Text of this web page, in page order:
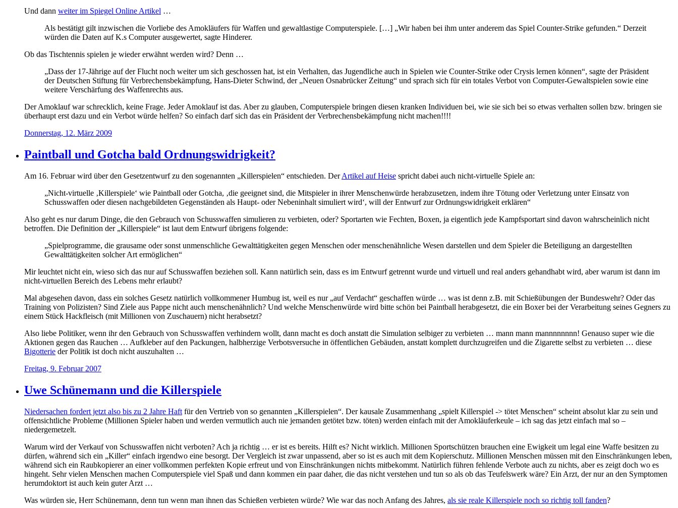
Und dann weiter im Spiegel Online Artikel …
Als bestätigt gilt inzwischen die Vorliebe des Amokläufers für Waffen und gewaltlastige Computerspiele. […] „Wir haben bei ihm unter anderem das Spiel Counter-Strike gefunden.“ Derzeit
würden die Daten auf K.s Computer ausgewertet, sagte Hinderer.
Ob das Tischtennis spielen je wieder erwähnt werden wird? Denn …
„Dass der 17-Jährige auf der Flucht noch weiter um sich geschossen hat, ist ein Verhalten, das Jugendliche auch in Spielen wie Counter-Strike oder Crysis lernen können“, sagte der Präsident
der Deutschen Stiftung für Verbrechensbekämpfung, Hans-Dieter Schwind, der „Neuen Osnabrücker Zeitung“ und sprach sich für ein totales Verbot von Computer-Gewaltspielen sowie eine
weitere Verschärfung des Waffenrechts aus.
Der Amoklauf war schrecklich, keine Frage. Jeder Amoklauf ist das. Aber zu glauben, Computerspiele bringen diesen kranken Individuen bei, wie sie sich bei so etwas verhalten sollen bzw. bringen sie
überhaupt erst dazu und ein Verbot würde helfen? So einfach darf sich das ein Präsident der Verbrechensbekämpfung nicht machen!!!!
Donnerstag, 12. März 2009
Paintball und Gotcha bald Ordnungswidrigkeit?
Am 16. Februar wird über den Gesetzentwurf zu den sogenannten „Killerspielen“ entschieden. DerArtikel auf Heise spricht dabei auch nicht-virtuelle Spiele an:
„Nicht-virtuelle ‚Killerspiele‘ wie Paintball oder Gotcha, ‚die geeignet sind, die Mitspieler in ihrer Menschenwürde herabzusetzen, indem ihre Tötung oder Verletzung unter Einsatz von
Schusswaffen oder diesen nachgebildeten Gegenständen als Haupt- oder Nebeninhalt simuliert wird‘, will der Entwurf zur Ordnungswidrigkeit erklären“
Also geht es nur darum Dinge, die den Gebrauch von Schusswaffen simulieren zu verbieten, oder? Sportarten wie Fechten, Boxen, ja eigentlich jede Kampfsportart sind davon wahrscheinlich nicht
betroffen. Die Definition der „Killerspiele“ ist laut dem Entwurf übrigens folgende:
„Spielprogramme, die grausame oder sonst unmenschliche Gewalttätigkeiten gegen Menschen oder menschenähnliche Wesen darstellen und dem Spieler die Beteiligung an dargestellten
Gewalttätigkeiten solcher Art ermöglichen“
Mir leuchtet nicht ein, wieso sich das nur auf Schusswaffen beziehen soll. Kann natürlich sein, dass es im Entwurf getrennt wurde und virtuell und real anders gehandhabt wird, aber warum ist dann im
nicht-virtuellen Bereich des Lebens mehr erlaubt?
Mal abgesehen davon, dass ein solches Gesetz natürlich vollkommener Humbug ist, weil es nur „auf Verdacht“ geschaffen würde … was ist denn z.B. mit Schießübungen der Bundeswehr? Oder das
Training von Polizisten? Sind Ziele aus Pappe nicht auch menschenähnlich? Und welche Menschenwürde wird bitte schön bei Paintball herabgesetzt, die ein Boxer bei der Verarbeitung seines Gegners zu
einem Stück Hackfleisch (mit Millionen von Zuschauern) nicht herabsetzt?
Also liebe Politiker, wenn ihr den Gebrauch von Schusswaffen verhindern wollt, dann macht es doch anstatt die Simulation selbiger zu verbieten … mann mann mannnnnnnn! Genauso super wie die
Aktionen gegen das Rauchen … Aufkleber auf den Packungen, halbherzige Verbotsversuche in öffentlichen Gebäuden, anstatt komplett durchzugreifen und die Zigarette selbst zu verbieten … diese
Bigotterie der Politik ist doch nicht auszuhalten …
Freitag, 9. Februar 2007
Uwe Schünemann und die Killerspiele
Niedersachen fordert jetzt also bis zu 2 Jahre Haft für den Vertrieb von so genannten „Killerspielen“. Der kausale Zusammenhang „spielt Killerspiel -> tötet Menschen“ scheint absolut klar zu sein und
offensichtliche Probleme (Millionen Spieler haben und werden vermutlich auch nie jemanden getötet bzw. töten) werden einfach mit der Amokläuferkeule – ich sag das jetzt einfach mal so –
niedergemetzelt.
Warum wird der Verkauf von Schusswaffen nicht verboten? Ach ja richtig … er ist es bereits. Hilft es? Nicht wirklich. Millionen Sportschützen brauchen eine Ewigkeit um legal eine Waffe besitzen zu
dürfen, während sich ein „Killer“ einfach irgendwo eine besorgt. Der Vergleich ist zwar unpassend, aber so ist es auch mit dem Kopierschutz. Millionen Menschen müssen mit den Einschränkungen leben,
während sich ein Raubkopierer an einer vollkommen perfekten Kopie erfreut und von Einschränkungen nichts mitbekommt. Natürlich führen fehlende Verbote auch zu nichts, aber es zeigt doch wo es
hingeht. Sehr vielen Menschen machen Computerspiele viel Spaß und dann kommen ein paar daher, die das nicht verstehen und tun so als ob das Teufelswerk wäre? Ein Arzt, der nur an den Symptomen
herumdoktort ist auch kein guter Arzt …
Was würden sie, Herr Schünemann, denn tun wenn man ihnen das Schießen verbieten würde? Wie war das noch Anfang des Jahres, als sie reale Killerspiele noch so richtig toll fanden?